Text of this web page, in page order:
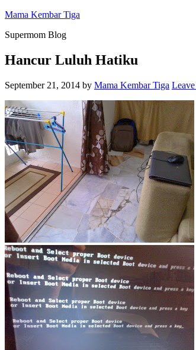
Mama Kembar Tiga
Supermom Blog
Hancur Luluh Hatiku
September 21, 2014 by Mama Kembar Tiga